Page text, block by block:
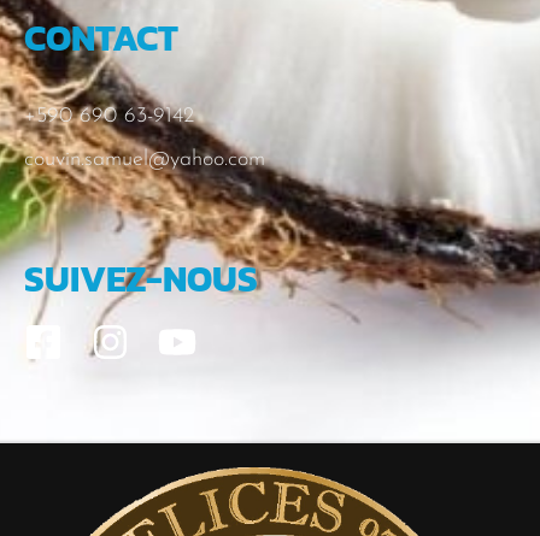
CONTACT
+590 690 63-9142
couvin.samuel@yahoo.com
SUIVEZ-NOUS